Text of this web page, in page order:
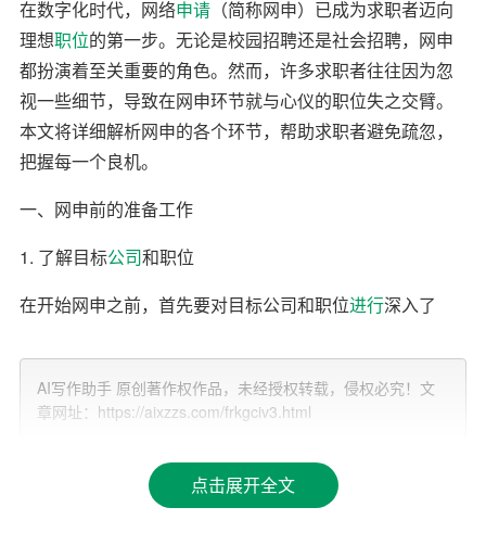
在数字化时代，网络申请（简称网申）已成为求职者迈向
理想职位的第一步。无论是校园招聘还是社会招聘，网申
都扮演着至关重要的角色。然而，许多求职者往往因为忽
视一些细节，导致在网申环节就与心仪的职位失之交臂。
本文将详细解析网申的各个环节，帮助求职者避免疏忽，
把握每一个良机。
一、网申前的准备工作
1. 了解目标公司和职位
在开始网申之前，首先要对目标公司和职位进行深入了
展现出你的诚意和专业度。了解的内容包括公司文化、业
务范围、职位要求等。
网申通常需要上传
简历、成绩单、证书等材料。提前准备
AI写作助手 原创著作权作品，未经授权转载，侵权必究！文
章网址：https://aixzzs.com/frkgciv3.html
点击展开全文